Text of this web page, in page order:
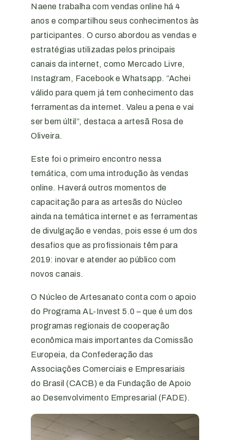
Naene trabalha com vendas online há 4
anos e compartilhou seus conhecimentos às
participantes. O curso abordou as vendas e
estratégias utilizadas pelos principais
canais da internet, como Mercado Livre,
Instagram, Facebook e Whatsapp. “Achei
válido para quem já tem conhecimento das
ferramentas da internet. Valeu a pena e vai
ser bem últil”, destaca a artesã Rosa de
Oliveira.
Este foi o primeiro encontro nessa
temática, com uma introdução às vendas
online. Haverá outros momentos de
capacitação para as artesãs do Núcleo
ainda na temática internet e as ferramentas
de divulgação e vendas, pois esse é um dos
desafios que as profissionais têm para
2019: inovar e atender ao público com
novos canais.
O Núcleo de Artesanato conta com o apoio
do Programa AL-Invest 5.0 – que é um dos
programas regionais de cooperação
econômica mais importantes da Comissão
Europeia, da Confederação das
Associações Comerciais e Empresariais
do Brasil (CACB) e da Fundação de Apoio
ao Desenvolvimento Empresarial (FADE).